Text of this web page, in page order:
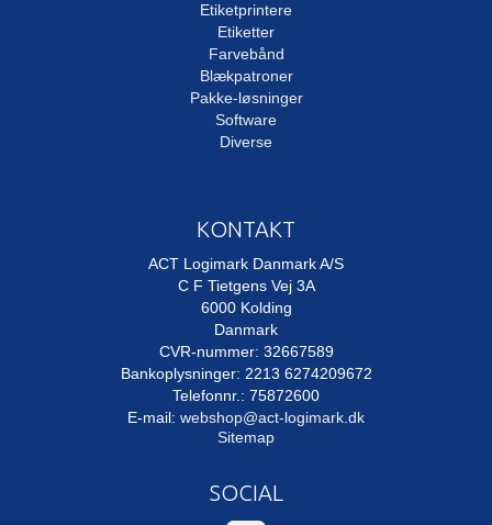
Etiketprintere
Etiketter
Farvebånd
Blækpatroner
Pakke-løsninger
Software
Diverse
KONTAKT
ACT Logimark Danmark A/S
C F Tietgens Vej 3A
6000 Kolding
Danmark
CVR-nummer: 32667589
Bankoplysninger: 2213 6274209672
Telefonnr.: 75872600
E-mail: webshop@act-logimark.dk
Sitemap
SOCIAL